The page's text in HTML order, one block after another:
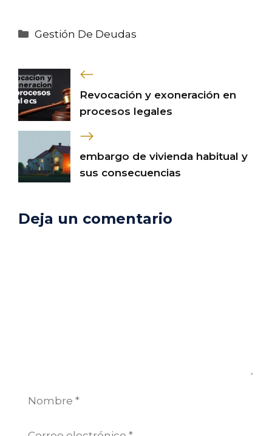
Categorías
Gestión De Deudas
Revocación y exoneración en
procesos legales
embargo de vivienda habitual y
sus consecuencias
Deja un comentario
Nombre
Correo